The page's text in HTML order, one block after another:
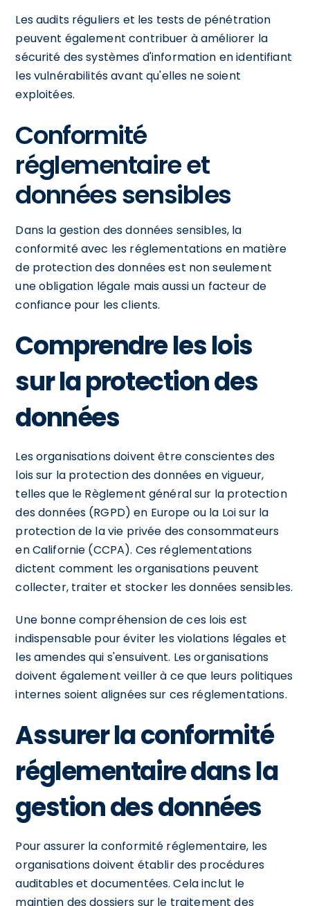
Les audits réguliers et les tests de pénétration
peuvent également contribuer à améliorer la
sécurité des systèmes d'information en identifiant
les vulnérabilités avant qu'elles ne soient
exploitées.
Conformité
réglementaire et
données sensibles
Dans la gestion des données sensibles, la
conformité avec les réglementations en matière
de protection des données est non seulement
une obligation légale mais aussi un facteur de
confiance pour les clients.
Comprendre les lois
sur la protection des
données
Les organisations doivent être conscientes des
lois sur la protection des données en vigueur,
telles que le Règlement général sur la protection
des données (RGPD) en Europe ou la Loi sur la
protection de la vie privée des consommateurs
en Californie (CCPA). Ces réglementations
dictent comment les organisations peuvent
collecter, traiter et stocker les données sensibles.
Une bonne compréhension de ces lois est
indispensable pour éviter les violations légales et
les amendes qui s'ensuivent. Les organisations
doivent également veiller à ce que leurs politiques
internes soient alignées sur ces réglementations.
Assurer la conformité
réglementaire dans la
gestion des données
Pour assurer la conformité réglementaire, les
organisations doivent établir des procédures
auditables et documentées. Cela inclut le
maintien des dossiers sur le traitement des